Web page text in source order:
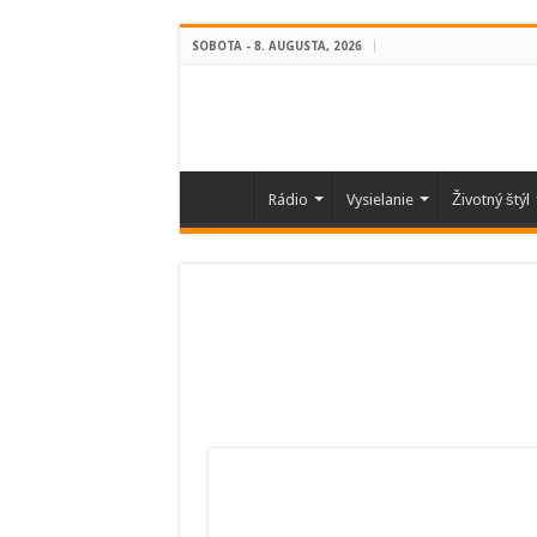
SOBOTA - 8. AUGUSTA, 2026
Rádio Vysielanie Životný štýl